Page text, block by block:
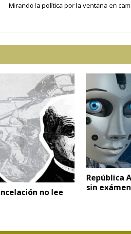
Mirando la política por la ventana en
no lee
República
sin